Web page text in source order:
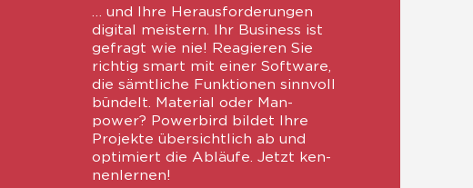
… und Ihre Her­aus­for­de­run­gen
digi­tal meis­tern. Ihr Busi­ness ist
gefragt wie nie! Reagie­ren Sie
rich­tig smart mit einer Soft­ware,
die sämt­li­che Funk­tio­nen sinn­voll
bün­delt. Mate­ri­al oder Man­
power? Power­bird bil­det Ihre
Pro­jek­te über­sicht­lich ab und
opti­miert die Abläu­fe. Jetzt ken­
nen­ler­nen!